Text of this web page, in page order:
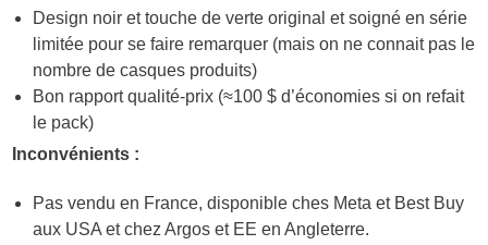
Design noir et touche de verte original et soigné en série
limitée pour se faire remarquer (mais on ne connait pas le
nombre de casques produits)
Bon rapport qualité-prix (≈100 $ d’économies si on refait
le pack)
Inconvénients :
Pas vendu en France, disponible ches Meta et Best Buy
aux USA et chez Argos et EE en Angleterre.